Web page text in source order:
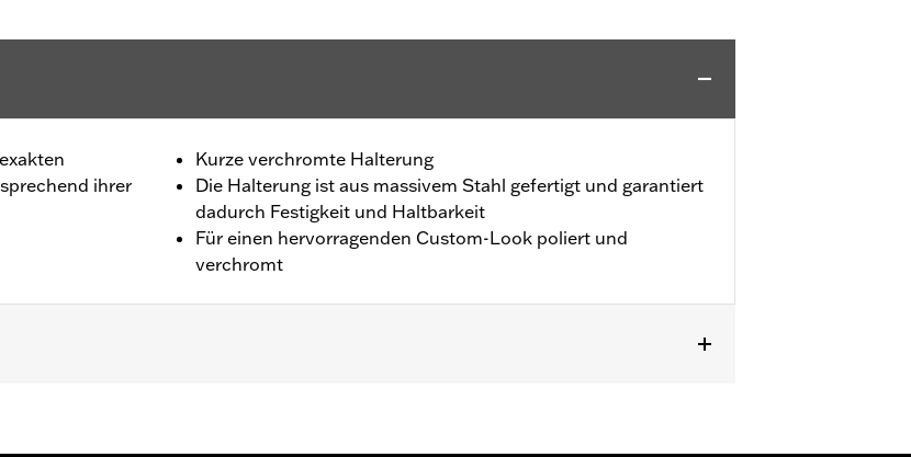
ihrer
Kurze verchromte Halterung
Die Halterung ist aus massivem Stahl gefertigt und garantiert
dadurch Festigkeit und Haltbarkeit
Für einen hervorragenden Custom-Look poliert und
verchromt